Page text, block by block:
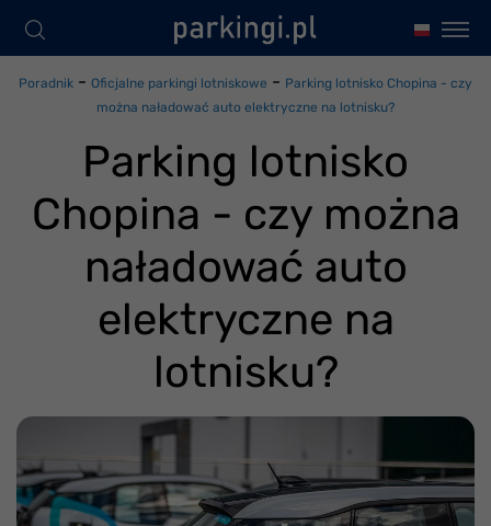
Poradnik - Oficjalne parkingi lotniskowe - Parking lotnisko Chopina - czy
można naładować auto elektryczne na lotnisku?
Parking lotnisko
Chopina - czy można
naładować auto
elektryczne na
lotnisku?